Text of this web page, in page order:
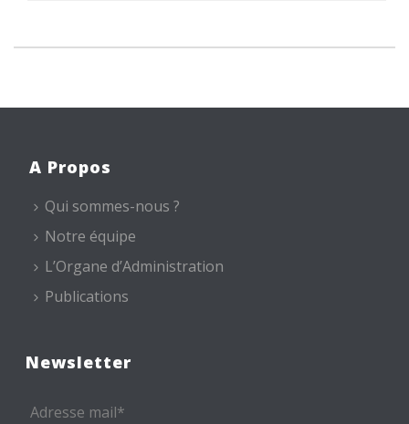
A Propos
Qui sommes-nous ?
Notre équipe
L’Organe d’Administration
Publications
Newsletter
Adresse mail*